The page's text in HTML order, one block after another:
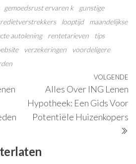
gemoedsrust ervaren k
gunstige
looptijd
maandelijkse
autolening rentetarieven
tips
verzekeringen
voordeligere
VOLGENDE
Alles Over ING Lenen
Hypotheek: Een Gids Voor
Potentiële Huizenkopers